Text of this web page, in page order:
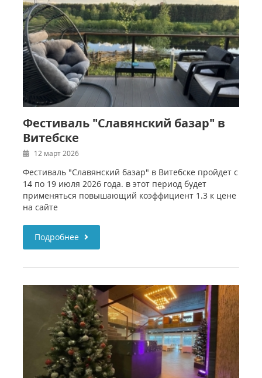
Фестиваль "Славянский базар" в
Витебске
12 март 2026
Фестиваль "Славянский базар" в Витебске пройдет с
14 по 19 июля 2026 года. в этот период будет
применяться повышающий коэффициент 1.3 к цене
на сайте
Подробнее